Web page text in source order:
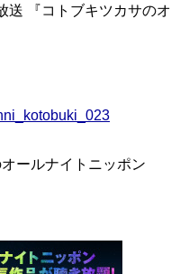
送 『コトブキツカサのオ
ールナイトニッポン